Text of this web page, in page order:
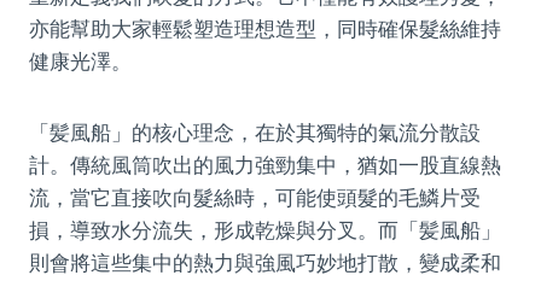
亦能幫助大家輕鬆塑造理想造型，同時確保髮絲維持
健康光澤。
「髪風船」的核心理念，在於其獨特的氣流分散設
計。傳統風筒吹出的風力強勁集中，猶如一股直線熱
流，當它直接吹向髮絲時，可能使頭髮的毛鱗片受
損，導致水分流失，形成乾燥與分叉。而「髪風船」
則會將這些集中的熱力與強風巧妙地打散，變成柔和